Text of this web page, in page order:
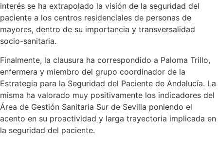
interés se ha extrapolado la visión de la seguridad del
paciente a los centros residenciales de personas de
mayores, dentro de su importancia y transversalidad
socio-sanitaria.
Finalmente, la clausura ha correspondido a Paloma Trillo,
enfermera y miembro del grupo coordinador de la
Estrategia para la Seguridad del Paciente de Andalucía. La
misma ha valorado muy positivamente los indicadores del
Área de Gestión Sanitaria Sur de Sevilla poniendo el
acento en su proactividad y larga trayectoria implicada en
la seguridad del paciente.